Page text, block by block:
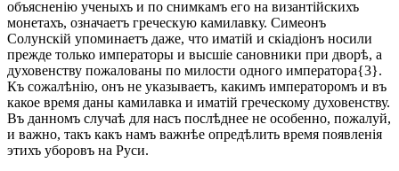
объясненію ученыхъ и по снимкамъ его на византійскихъ
монетахъ, означаетъ греческую камилавку. Симеонъ
Солунскій упоминаетъ даже, что иматій и скіадіонъ носили
прежде только императоры и высшіе сановники при дворѣ, а
духовенству пожалованы по милости одного императора{3}.
Къ сожалѣнію, онъ не указываетъ, какимъ императоромъ и въ
какое время даны камилавка и иматій греческому духовенству.
Въ данномъ случаѣ для насъ послѣднее не особенно, пожалуй,
и важно, такъ какъ намъ важнѣе опредѣлить время появленія
этихъ уборовъ на Руси.